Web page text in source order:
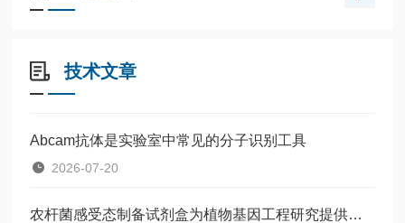
技术文章
Abcam抗体是实验室中常见的分子识别工具
2026-07-20
农杆菌感受态制备试剂盒为植物基因工程研究提供了一种标准化工具